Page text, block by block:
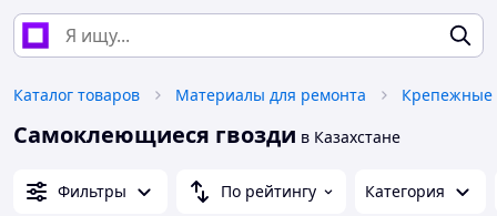
Каталог товаров Материалы для ремонта Крепежные
Самоклеющиеся гвозди в Казахстане
Фильтры По рейтингу Категория